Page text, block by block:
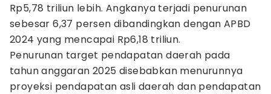
Rp5,78 triliun lebih. Angkanya terjadi penurunan
sebesar 6,37 persen dibandingkan dengan APBD
2024 yang mencapai Rp6,18 triliun.
Penurunan target pendapatan daerah pada
tahun anggaran 2025 disebabkan menurunnya
proyeksi pendapatan asli daerah dan pendapatan